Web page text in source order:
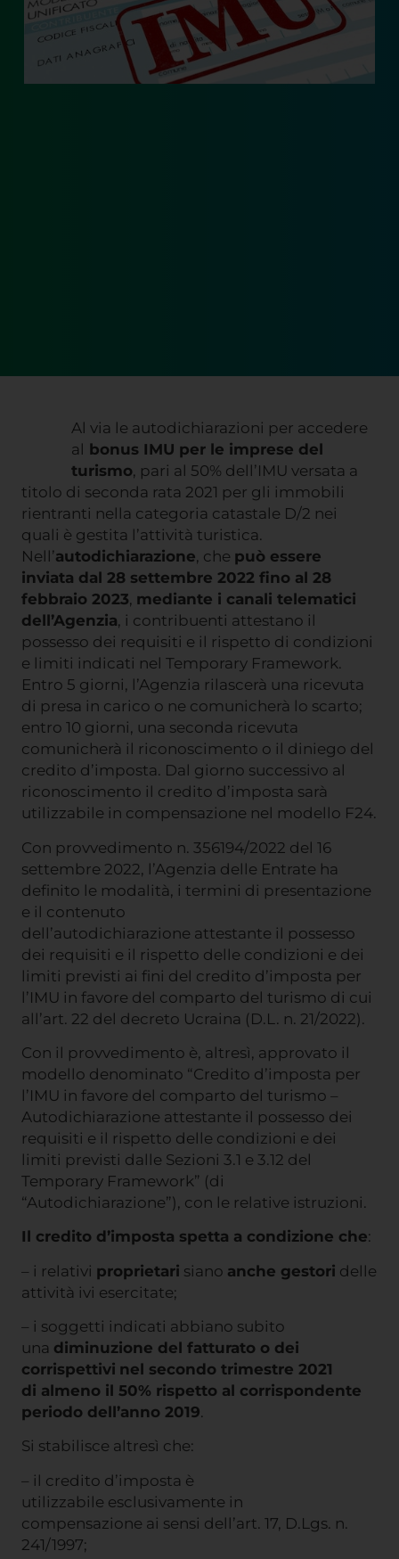
Al via le autodichiarazioni per accedere
al
bonus IMU per le imprese del
turismo, pari al 50% dell’IMU versata a
titolo di seconda rata 2021 per gli immobili
rientranti nella categoria catastale D/2 nei
quali è gestita l’attività turistica.
Nell’autodichiarazione, che può essere
inviata dal 28 settembre 2022 fino al 28
febbraio 2023, mediante i canali telematici
dell’Agenzia, i contribuenti attestano il
possesso dei requisiti e il rispetto di condizioni
e limiti indicati nel Temporary Framework.
Entro 5 giorni, l’Agenzia rilascerà una ricevuta
di presa in carico o ne comunicherà lo scarto;
entro 10 giorni, una seconda ricevuta
comunicherà il riconoscimento o il diniego del
credito d’imposta. Dal giorno successivo al
riconoscimento il credito d’imposta sarà
utilizzabile in compensazione nel modello F24.
Con provvedimento n. 356194/2022 del 16
settembre 2022, l’Agenzia delle Entrate ha
definito le modalità, i termini di presentazione
e il contenuto
dell’autodichiarazione attestante il possesso
dei requisiti e il rispetto delle condizioni e dei
limiti previsti ai fini del credito d’imposta per
l’IMU in favore del comparto del turismo di cui
all’art. 22 del decreto Ucraina (D.L. n. 21/2022).
Con il provvedimento è, altresì, approvato il
modello denominato “Credito d’imposta per
l’IMU in favore del comparto del turismo –
Autodichiarazione attestante il possesso dei
requisiti e il rispetto delle condizioni e dei
limiti previsti dalle Sezioni 3.1 e 3.12 del
Temporary Framework” (di
“Autodichiarazione”), con le relative istruzioni.
Il credito d’imposta spetta a condizione che:
– i relativi proprietari siano anche gestori delle
attività ivi esercitate;
– i soggetti indicati abbiano subito
una diminuzione del fatturato o dei
corrispettivi nel secondo trimestre 2021
di almeno il 50% rispetto al corrispondente
periodo dell’anno 2019.
Si stabilisce altresì che:
– il credito d’imposta è
utilizzabile esclusivamente in
compensazione ai sensi dell’art. 17, D.Lgs. n.
241/1997;